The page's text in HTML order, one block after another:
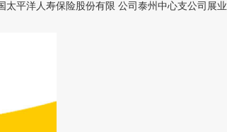
平洋人寿保险股份有限 公司泰州中心支公司展业